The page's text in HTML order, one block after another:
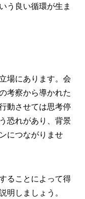
う良い循環が生ま
場にあります。会
考察から導かれた
動させては思考停
恐れがあり、背景
につながりませ
ることによって得
明しましょう。